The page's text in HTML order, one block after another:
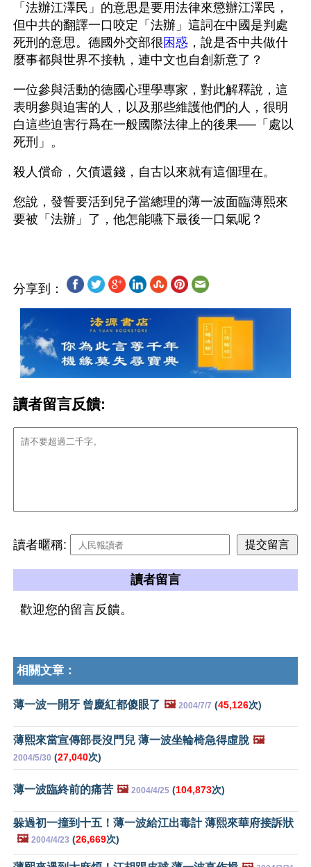
「法辦江澤民」的意思是要用法律來懲辦江澤民，
但中共的翻譯一口咬定「法辦」這詞在中國是判處
死刑的意思。德國外交部很 困惑 ，說是否中共做什
麼事都與世界不接軌，連中文也自創新意了？
一位參與活動的德國心理學專家，對此解釋說，這
表明參與迫害的人，以及那些維護他們的人，很明
白這些迫害行爲在一般國際法律上的後果──「處以
死刑」。
殺人償命，欠債還錢，自古以來就有這個理在。
您說，發誓要活到兒子當總理的薄一波面臨薄熙來
分享到：
讀者留言反饋:
讀者暱稱:
讀者留言
歡迎您的留言反饋。
相關文章：
薄一波一開牙 曾慶紅都傻眼了 🖼️ 2004/7/7 (45,126次)
薄熙來當宣傳部長沒門兒 薄一波坐輪椅急得虛脫 🖼️
2004/5/30 (27,040次)
薄一波臨終前的痛苦 🖼️ 2004/4/25 (104,873次)
躲過初一撞到十五！薄一波給江出毒計 薄熙來華府接訴狀
🖼️ 2004/4/23 (26,669次)